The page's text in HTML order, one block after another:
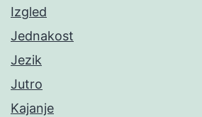
Izgled
Jednakost
Jezik
Jutro
Kajanje